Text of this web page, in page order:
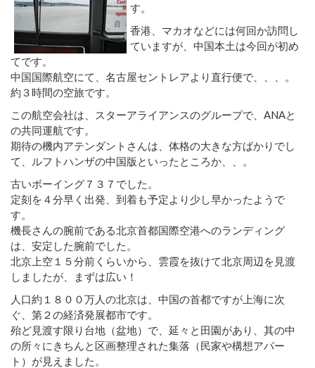
す。
香港、マカオなどには何回か訪問し
ていますが、中国本土は今回が初め
てです。
中国国際航空にて、名古屋セントレアより直行便で、、、。
約３時間の空旅です。
この航空会社は、スターアライアンスのグループで、ANAと
の共同運航です。
期待の機内アテンダントさんは、体格の大きな方ばかりでし
て、ルフトハンザの中国版といったところか、、。
古いボーイング７３７でした。
定刻を４分早く出発、到着も予定より少し早かったようで
す。
機長さんの腕前である北京首都国際空港へのランディング
は、安定した腕前でした。
北京上空１５分前くらいから、雲霞を抜けて北京周辺を見渡
しましたが、まずは広い！
人口約１８００万人の北京は、中国の首都ですが上海に次
ぐ、第２の経済発展都市です。
殆ど見渡す限り台地（盆地）で、延々と田園があり、其の中
の所々にきちんと区画整理された集落（民家や構想アパー
ト）が見えました。